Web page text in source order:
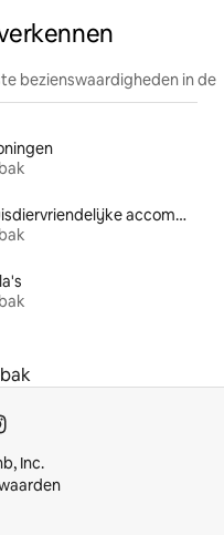
bezienswaardigheden in de
Huisdiervriendelijke accommodaties
Inc.